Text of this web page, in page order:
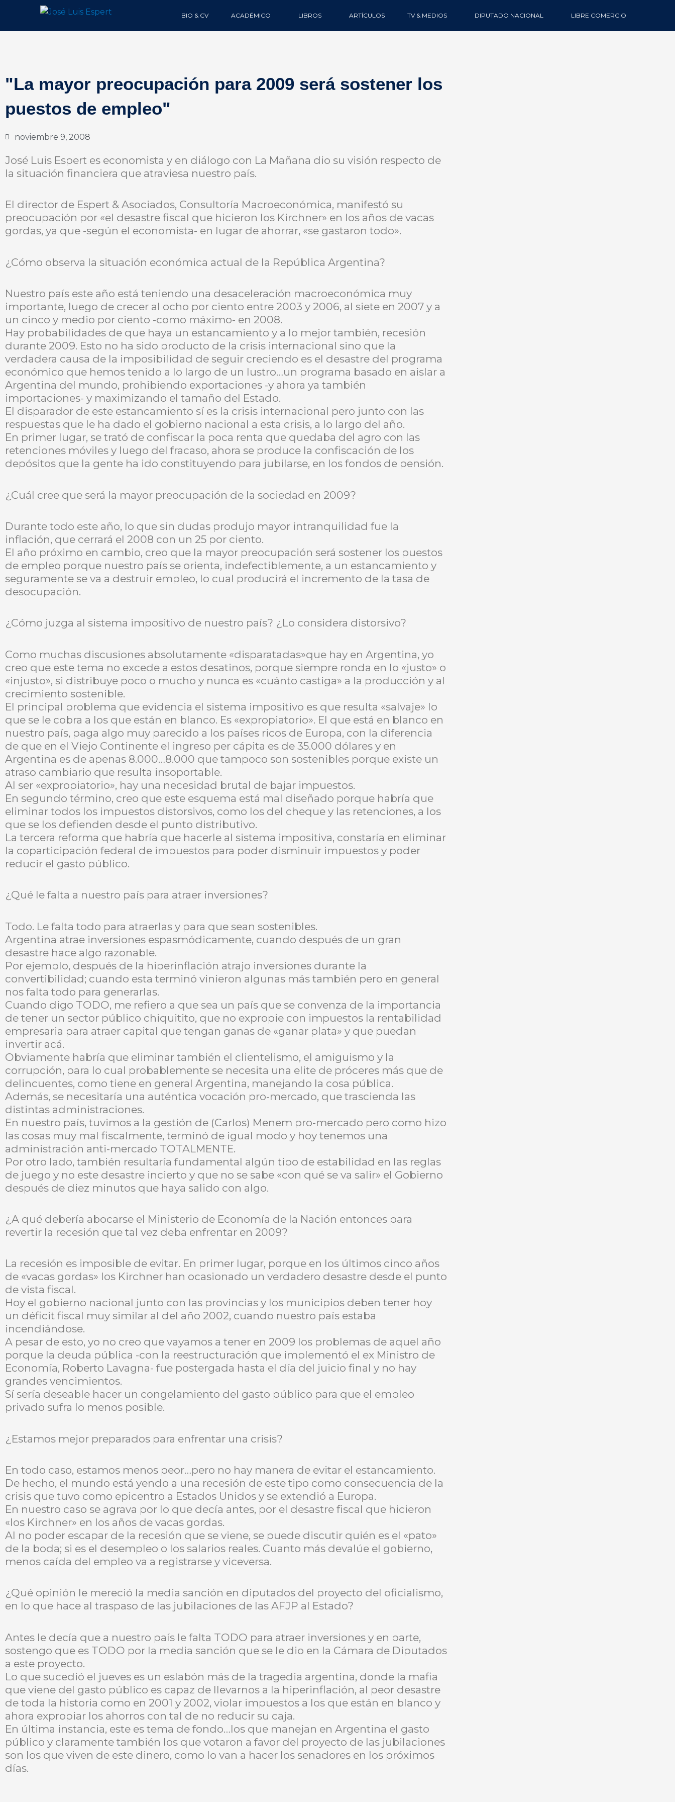
contenido
BIO & CV ACADÉMICO LIBROS ARTÍCULOS TV & MEDIOS DIPUTADO NACIONAL LIBRE COMERCIO
"La mayor preocupación para 2009 será sostener los
puestos de empleo"
noviembre 9, 2008
José Luis Espert es economista y en diálogo con La Mañana dio su visión respecto de
la situación financiera que atraviesa nuestro país.
El director de Espert & Asociados, Consultoría Macroeconómica, manifestó su
preocupación por «el desastre fiscal que hicieron los Kirchner» en los años de vacas
gordas, ya que -según el economista- en lugar de ahorrar, «se gastaron todo».
¿Cómo observa la situación económica actual de la República Argentina?
Nuestro país este año está teniendo una desaceleración macroeconómica muy
importante, luego de crecer al ocho por ciento entre 2003 y 2006, al siete en 2007 y a
un cinco y medio por ciento -como máximo- en 2008.
Hay probabilidades de que haya un estancamiento y a lo mejor también, recesión
durante 2009. Esto no ha sido producto de la crisis internacional sino que la
verdadera causa de la imposibilidad de seguir creciendo es el desastre del programa
económico que hemos tenido a lo largo de un lustro…un programa basado en aislar a
Argentina del mundo, prohibiendo exportaciones -y ahora ya también
importaciones- y maximizando el tamaño del Estado.
El disparador de este estancamiento sí es la crisis internacional pero junto con las
respuestas que le ha dado el gobierno nacional a esta crisis, a lo largo del año.
En primer lugar, se trató de confiscar la poca renta que quedaba del agro con las
retenciones móviles y luego del fracaso, ahora se produce la confiscación de los
depósitos que la gente ha ido constituyendo para jubilarse, en los fondos de pensión.
¿Cuál cree que será la mayor preocupación de la sociedad en 2009?
Durante todo este año, lo que sin dudas produjo mayor intranquilidad fue la
inflación, que cerrará el 2008 con un 25 por ciento.
El año próximo en cambio, creo que la mayor preocupación será sostener los puestos
de empleo porque nuestro país se orienta, indefectiblemente, a un estancamiento y
seguramente se va a destruir empleo, lo cual producirá el incremento de la tasa de
desocupación.
¿Cómo juzga al sistema impositivo de nuestro país? ¿Lo considera distorsivo?
Como muchas discusiones absolutamente «disparatadas»que hay en Argentina, yo
creo que este tema no excede a estos desatinos, porque siempre ronda en lo «justo» o
«injusto», si distribuye poco o mucho y nunca es «cuánto castiga» a la producción y al
crecimiento sostenible.
El principal problema que evidencia el sistema impositivo es que resulta «salvaje» lo
que se le cobra a los que están en blanco. Es «expropiatorio». El que está en blanco en
nuestro país, paga algo muy parecido a los países ricos de Europa, con la diferencia
de que en el Viejo Continente el ingreso per cápita es de 35.000 dólares y en
Argentina es de apenas 8.000…8.000 que tampoco son sostenibles porque existe un
atraso cambiario que resulta insoportable.
Al ser «expropiatorio», hay una necesidad brutal de bajar impuestos.
En segundo término, creo que este esquema está mal diseñado porque habría que
eliminar todos los impuestos distorsivos, como los del cheque y las retenciones, a los
que se los defienden desde el punto distributivo.
La tercera reforma que habría que hacerle al sistema impositiva, constaría en eliminar
la coparticipación federal de impuestos para poder disminuir impuestos y poder
reducir el gasto público.
¿Qué le falta a nuestro país para atraer inversiones?
Todo. Le falta todo para atraerlas y para que sean sostenibles.
Argentina atrae inversiones espasmódicamente, cuando después de un gran
desastre hace algo razonable.
Por ejemplo, después de la hiperinflación atrajo inversiones durante la
convertibilidad; cuando esta terminó vinieron algunas más también pero en general
nos falta todo para generarlas.
Cuando digo TODO, me refiero a que sea un país que se convenza de la importancia
de tener un sector público chiquitito, que no expropie con impuestos la rentabilidad
empresaria para atraer capital que tengan ganas de «ganar plata» y que puedan
invertir acá.
Obviamente habría que eliminar también el clientelismo, el amiguismo y la
corrupción, para lo cual probablemente se necesita una elite de próceres más que de
delincuentes, como tiene en general Argentina, manejando la cosa pública.
Además, se necesitaría una auténtica vocación pro-mercado, que trascienda las
distintas administraciones.
En nuestro país, tuvimos a la gestión de (Carlos) Menem pro-mercado pero como hizo
las cosas muy mal fiscalmente, terminó de igual modo y hoy tenemos una
administración anti-mercado TOTALMENTE.
Por otro lado, también resultaría fundamental algún tipo de estabilidad en las reglas
de juego y no este desastre incierto y que no se sabe «con qué se va salir» el Gobierno
después de diez minutos que haya salido con algo.
¿A qué debería abocarse el Ministerio de Economía de la Nación entonces para
revertir la recesión que tal vez deba enfrentar en 2009?
La recesión es imposible de evitar. En primer lugar, porque en los últimos cinco años
de «vacas gordas» los Kirchner han ocasionado un verdadero desastre desde el punto
de vista fiscal.
Hoy el gobierno nacional junto con las provincias y los municipios deben tener hoy
un déficit fiscal muy similar al del año 2002, cuando nuestro país estaba
incendiándose.
A pesar de esto, yo no creo que vayamos a tener en 2009 los problemas de aquel año
porque la deuda pública -con la reestructuración que implementó el ex Ministro de
Economía, Roberto Lavagna- fue postergada hasta el día del juicio final y no hay
grandes vencimientos.
Sí sería deseable hacer un congelamiento del gasto público para que el empleo
privado sufra lo menos posible.
¿Estamos mejor preparados para enfrentar una crisis?
En todo caso, estamos menos peor…pero no hay manera de evitar el estancamiento.
De hecho, el mundo está yendo a una recesión de este tipo como consecuencia de la
crisis que tuvo como epicentro a Estados Unidos y se extendió a Europa.
En nuestro caso se agrava por lo que decía antes, por el desastre fiscal que hicieron
«los Kirchner» en los años de vacas gordas.
Al no poder escapar de la recesión que se viene, se puede discutir quién es el «pato»
de la boda; si es el desempleo o los salarios reales. Cuanto más devalúe el gobierno,
menos caída del empleo va a registrarse y viceversa.
¿Qué opinión le mereció la media sanción en diputados del proyecto del oficialismo,
en lo que hace al traspaso de las jubilaciones de las AFJP al Estado?
Antes le decía que a nuestro país le falta TODO para atraer inversiones y en parte,
sostengo que es TODO por la media sanción que se le dio en la Cámara de Diputados
a este proyecto.
Lo que sucedió el jueves es un eslabón más de la tragedia argentina, donde la mafia
que viene del gasto público es capaz de llevarnos a la hiperinflación, al peor desastre
de toda la historia como en 2001 y 2002, violar impuestos a los que están en blanco y
ahora expropiar los ahorros con tal de no reducir su caja.
En última instancia, este es tema de fondo…los que manejan en Argentina el gasto
público y claramente también los que votaron a favor del proyecto de las jubilaciones
son los que viven de este dinero, como lo van a hacer los senadores en los próximos
días.